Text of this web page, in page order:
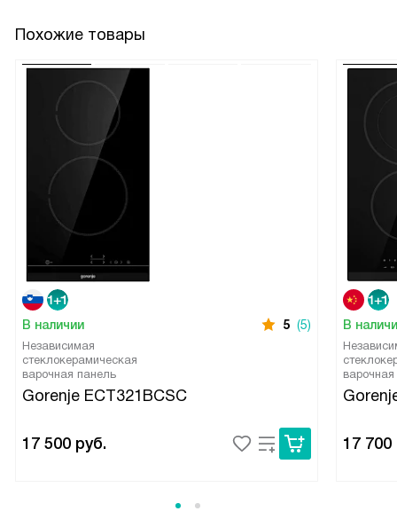
Похожие товары
В наличии 5 (5)
Независимая
стеклокерамическая
варочная панель
Gorenje ECT321BCSC
17 500 руб.
В
17 700